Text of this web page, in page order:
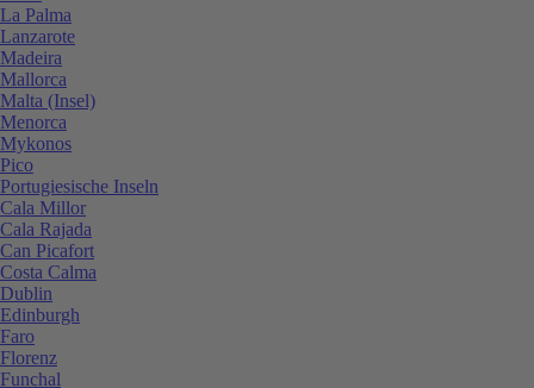
La Palma
Lanzarote
Madeira
Mallorca
Malta (Insel)
Menorca
Mykonos
Pico
Portugiesische Inseln
Cala Millor
Cala Rajada
Can Picafort
Costa Calma
Dublin
Edinburgh
Faro
Florenz
Funchal